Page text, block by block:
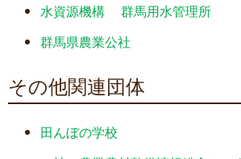
水資源機構
群馬用水管理所
群馬県農業公社
その他関連団体
田んぼの学校